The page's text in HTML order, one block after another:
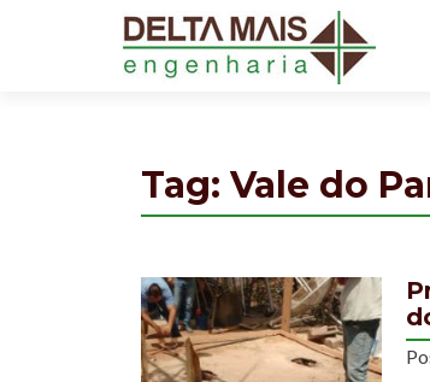
Tag: Vale do